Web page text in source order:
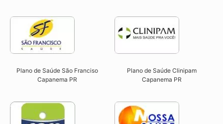
Plano de Saúde São Franciso
Capanema PR​
Plano de Saúde Clinipam
Capanema PR​